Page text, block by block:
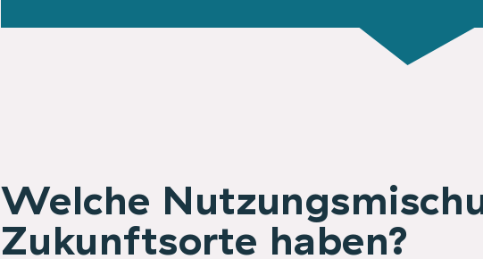
Welche
Zukunftsorte haben?